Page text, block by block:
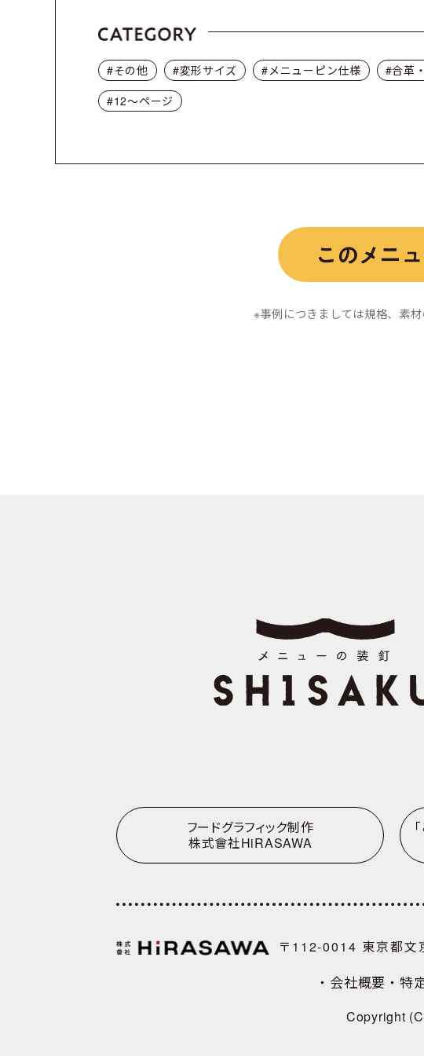
#その他 #変形サイズ #メニューピン仕様 #合革
#12〜ページ
※事例につきましては規格、素
フードグラフィック制作
株式會社HiRASAWA
〒112-0014 東京都
・会社概要 ・特
Copyright